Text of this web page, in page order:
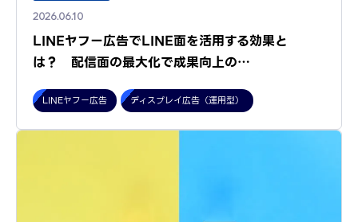
2026.06.10
LINEヤフー広告でLINE面を活用する効果と
は？ 配信面の最大化で成果向上の…
LINEヤフー広告 ディスプレイ広告（運用型）